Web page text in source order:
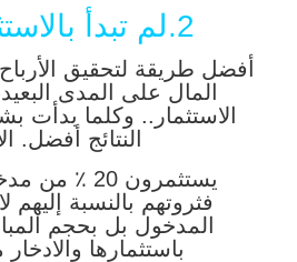
2.لم تبدأ بالاستثمار بعد
أفضل طريقة لتحقيق
المال على المدى
الاستثمار.. وكلما بدأت
النتائج أفضل.
يستثمرون 20
فثروتهم بالنسبة إليهم
المدخول بل بحجم
باستثمارها